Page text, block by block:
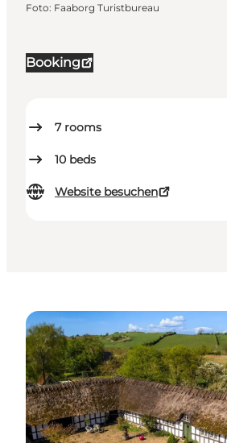
Booking
7 rooms
10 beds
Website besuchen
Foto: Faaborg Turistbureau